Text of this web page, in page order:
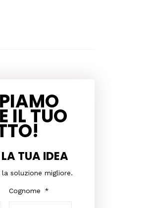
IL TUO
TUA IDEA
soluzione migliore.
Cognome *